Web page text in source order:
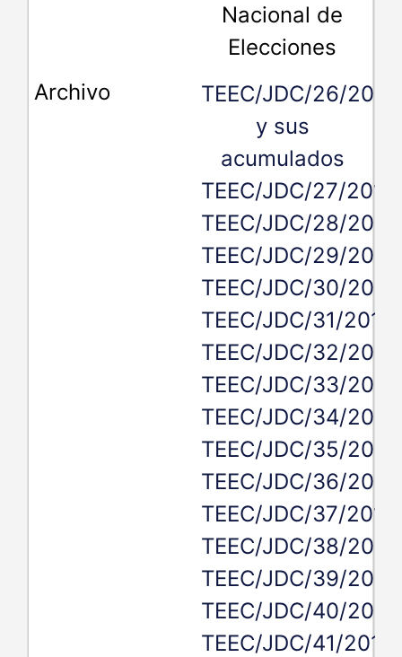
Nacional de
Elecciones
TEEC/JDC/26/2019
y sus
acumulados
TEEC/JDC/27/2019,
TEEC/JDC/28/2019,
TEEC/JDC/29/2019,
TEEC/JDC/30/2019,
TEEC/JDC/31/2019,
TEEC/JDC/32/2019,
TEEC/JDC/33/2019,
TEEC/JDC/34/2019,
TEEC/JDC/35/2019,
TEEC/JDC/36/2019,
TEEC/JDC/37/2019,
TEEC/JDC/38/2019,
TEEC/JDC/39/2019,
TEEC/JDC/40/2019,
TEEC/JDC/41/2019,